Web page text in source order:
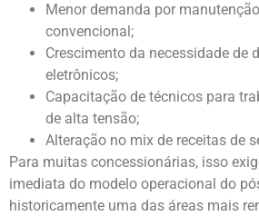
Menor demanda por
convencional;
Crescimento da necessidade de
eletrônicos;
Capacitação de técnicos para
de alta tensão;
Alteração no mix de receitas de
Para muitas concessionárias, isso
imediata do modelo operacional do
historicamente uma das áreas mais